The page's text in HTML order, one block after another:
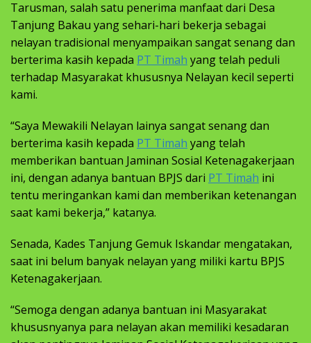
Tarusman, salah satu penerima manfaat dari Desa
Tanjung Bakau yang sehari-hari bekerja sebagai
nelayan tradisional menyampaikan sangat senang dan
berterima kasih kepada PT Timah yang telah peduli
terhadap Masyarakat khususnya Nelayan kecil seperti
kami.
“Saya Mewakili Nelayan lainya sangat senang dan
berterima kasih kepada PT Timah yang telah
memberikan bantuan Jaminan Sosial Ketenagakerjaan
ini, dengan adanya bantuan BPJS dari PT Timah ini
tentu meringankan kami dan memberikan ketenangan
saat kami bekerja,” katanya.
Senada, Kades Tanjung Gemuk Iskandar mengatakan,
saat ini belum banyak nelayan yang miliki kartu BPJS
Ketenagakerjaan.
“Semoga dengan adanya bantuan ini Masyarakat
khususnyanya para nelayan akan memiliki kesadaran